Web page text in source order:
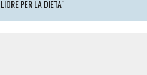
PER LA DIETA"